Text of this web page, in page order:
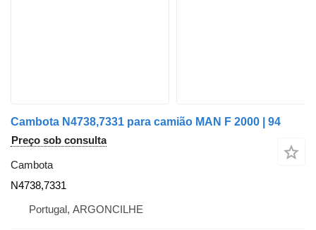
Cambota N4738,7331 para camião MAN F 2000 | 94
Preço sob consulta
Cambota
N4738,7331
Portugal, ARGONCILHE